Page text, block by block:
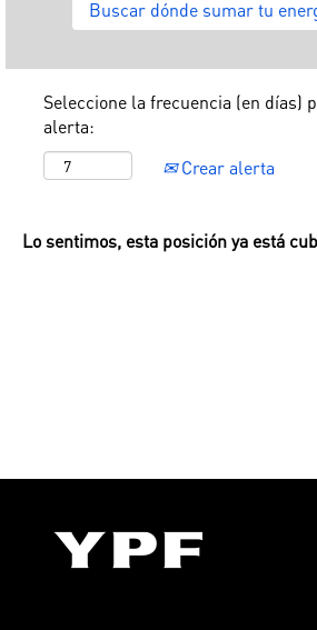
Seleccione la frecuencia (en días)
alerta:
Crear alerta
Lo sentimos, esta posición ya está